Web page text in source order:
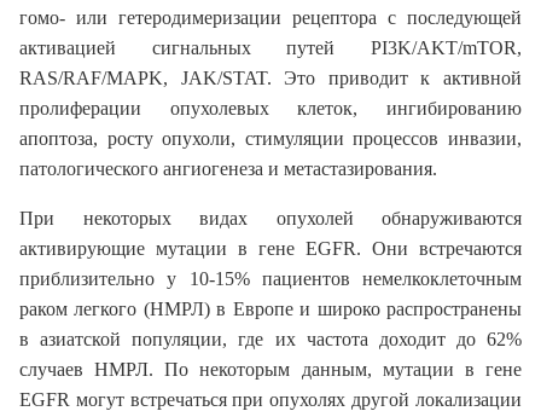
гомо- или гетеродимеризации рецептора с последующей
активацией сигнальных путей PI3K/AKT/mTOR,
RAS/RAF/MAPK, JAK/STAT. Это приводит к активной
пролиферации опухолевых клеток, ингибированию
апоптоза, росту опухоли, стимуляции процессов инвазии,
патологического ангиогенеза и метастазирования.
При некоторых видах опухолей обнаруживаются
активирующие мутации в гене EGFR. Они встречаются
приблизительно у 10-15% пациентов немелкоклеточным
раком легкого (НМРЛ) в Европе и широко распространены
в азиатской популяции, где их частота доходит до 62%
случаев НМРЛ. По некоторым данным, мутации в гене
EGFR могут встречаться при опухолях другой локализации